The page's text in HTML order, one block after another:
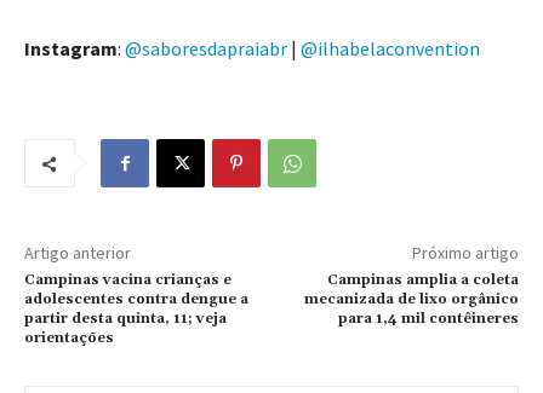
Instagram: @saboresdapraiabr | @ilhabelaconvention
Artigo anterior
Campinas vacina crianças e
adolescentes contra dengue a
partir desta quinta, 11; veja
orientações
Próximo artigo
Campinas amplia a coleta
mecanizada de lixo orgânico
para 1,4 mil contêineres